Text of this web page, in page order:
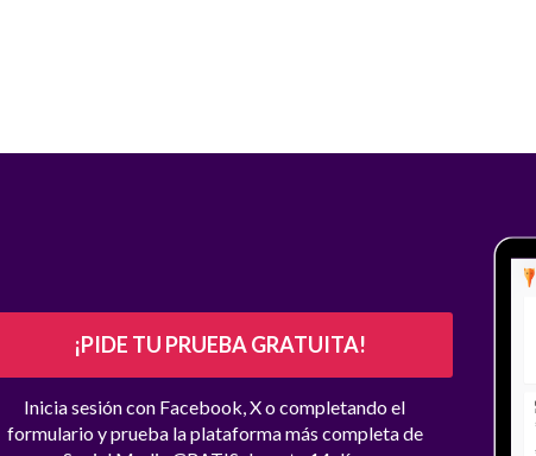
¡PIDE TU PRUEBA GRATUITA!
Inicia sesión con Facebook, X o completando el
formulario y prueba la plataforma más completa de